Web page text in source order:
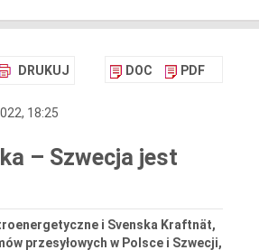
DRUKUJ DOC PDF
18:25
– Szwecja jest
i Svenska Kraftnät,
przesyłowych w Polsce i Szwecji,